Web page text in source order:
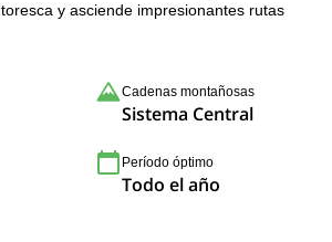
y asciende impresionantes rutas
Cadenas montañosas
Sistema Central
Período óptimo
Todo el año